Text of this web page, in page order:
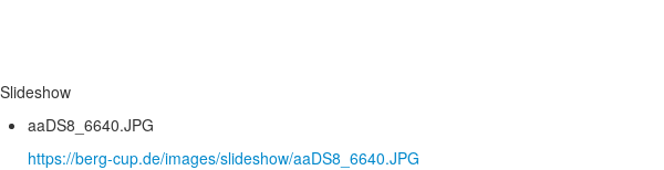
Slideshow
aaDS8_6640.JPG
https://berg-cup.de/images/slideshow/aaDS8_6640.JPG